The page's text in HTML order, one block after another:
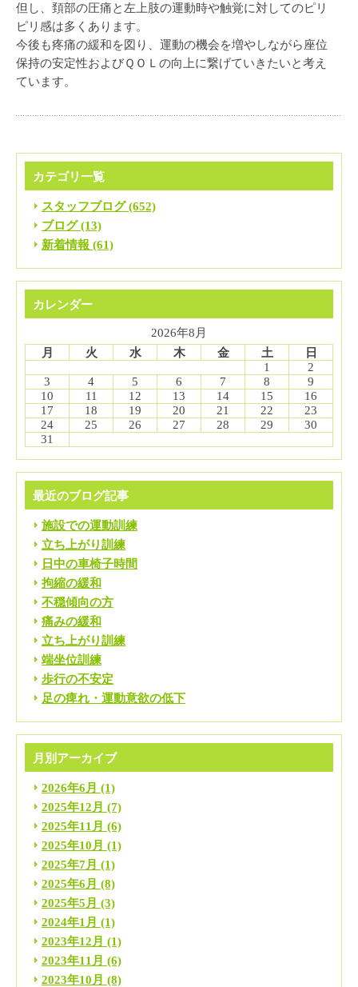
但し、頚部の圧痛と左上肢の運動時や触覚に対してのピリ
ピリ感は多くあります。
今後も疼痛の緩和を図り、運動の機会を増やしながら座位
保持の安定性およびＱＯＬの向上に繋げていきたいと考え
ています。
カテゴリ一覧
スタッフブログ (652)
ブログ (13)
新着情報 (61)
カレンダー
2026年8月
月
火 水 木 金 土
日
1
2
3
4 5 6 7 8
9
10
11 12 13 14 15
16
17
18 19 20 21 22
23
24
25 26 27 28 29
30
31
最近のブログ記事
施設での運動訓練
立ち上がり訓練
日中の車椅子時間
拘縮の緩和
不穏傾向の方
痛みの緩和
立ち上がり訓練
端坐位訓練
歩行の不安定
足の痺れ・運動意欲の低下
月別アーカイブ
2026年6月 (1)
2025年12月 (7)
2025年11月 (6)
2025年10月 (1)
2025年7月 (1)
2025年6月 (8)
2025年5月 (3)
2024年1月 (1)
2023年12月 (1)
2023年11月 (6)
2023年10月 (8)